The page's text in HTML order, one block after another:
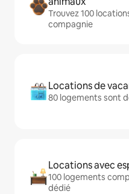
Trouvez 100
compagnie
Locations de
80 logements sont
Locations avec
100 logements
dédié